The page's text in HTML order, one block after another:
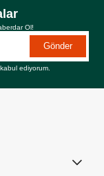
Ol!
Gönder
ediyorum.